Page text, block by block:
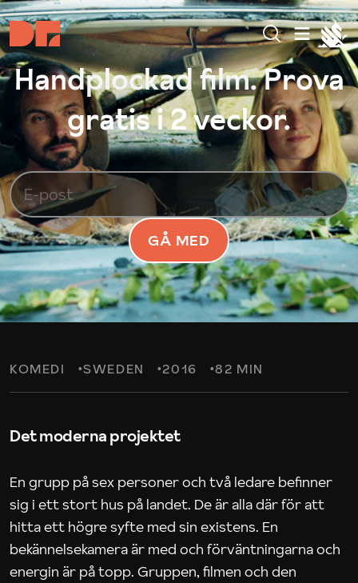
Handplockad film. Prova
gratis i 2 veckor.
GÅ MED
KOMEDI SWEDEN 2016 82 MIN
Det moderna projektet
En grupp på sex personer och två ledare befinner
sig i ett stort hus på landet. De är alla där för att
hitta ett högre syfte med sin existens. En
bekännelsekamera är med och förväntningarna och
energin är på topp. Gruppen, filmen och den